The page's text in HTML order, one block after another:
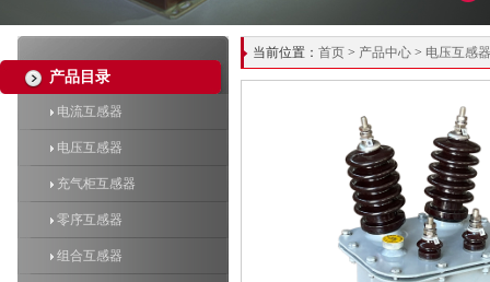
产品目录
电流互感器
电压互感器
充气柜互感器
零序互感器
组合互感器
当前位置： 首页 > 产品中心 > 电压互感器